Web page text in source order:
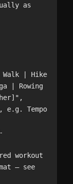
as
| Rowing
— see